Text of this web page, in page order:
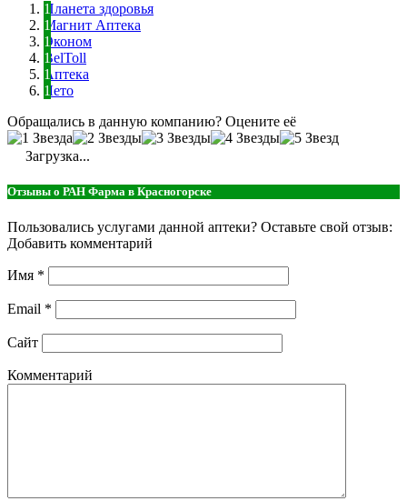
Планета здоровья
Магнит Аптека
Эконом
BelToll
Аптека
Лето
Обращались в данную компанию? Оцените её
Загрузка...
Отзывы о РАН Фарма в Красногорске
Пользовались услугами данной аптеки? Оставьте свой отзыв:
Добавить комментарий
Имя *
Email *
Сайт
Комментарий